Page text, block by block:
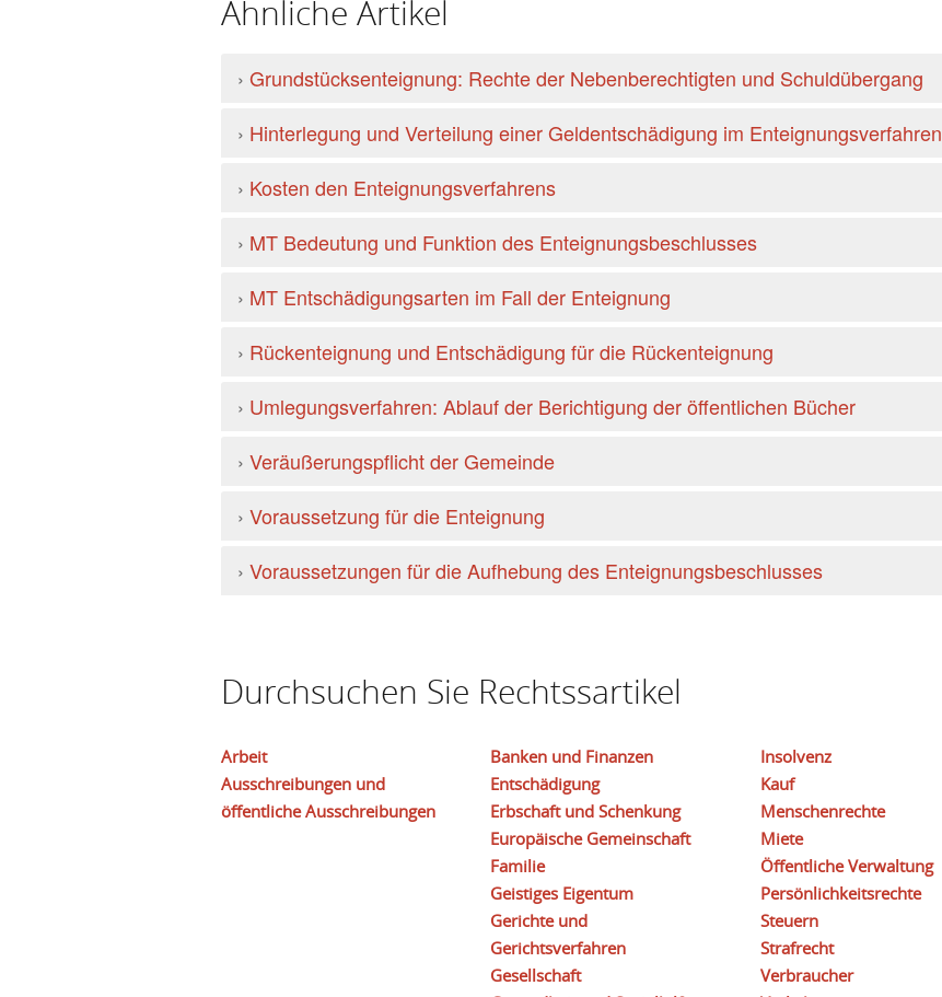
Ähnliche Artikel
› Grundstücksenteignung: Rechte der Nebenberechtigten und Schuldübergang
› Hinterlegung und Verteilung einer Geldentschädigung im Enteignungsverfahren
› Kosten den Enteignungsverfahrens
› MT Bedeutung und Funktion des Enteignungsbeschlusses
› MT Entschädigungsarten im Fall der Enteignung
› Rückenteignung und Entschädigung für die Rückenteignung
› Umlegungsverfahren: Ablauf der Berichtigung der öffentlichen Bücher
› Veräußerungspflicht der Gemeinde
› Voraussetzung für die Enteignung
› Voraussetzungen für die Aufhebung des Enteignungsbeschlusses
Durchsuchen Sie Rechtssartikel
Arbeit
Ausschreibungen und
öffentliche Ausschreibungen
Banken und Finanzen
Entschädigung
Erbschaft und Schenkung
Europäische Gemeinschaft
Familie
Geistiges Eigentum
Gerichte und
Gerichtsverfahren
Gesellschaft
Insolvenz
Kauf
Menschenrechte
Miete
Öffentliche Verwaltung
Persönlichkeitsrechte
Steuern
Strafrecht
Verbraucher